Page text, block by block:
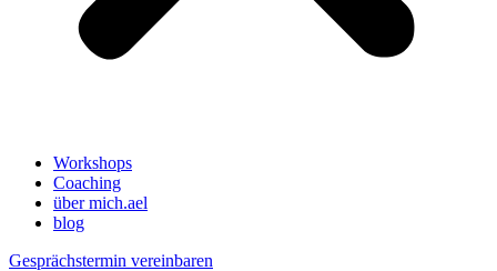
Workshops
Coaching
über mich.ael
blog
Gesprächstermin vereinbaren